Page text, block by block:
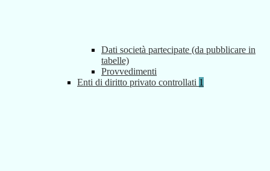
Dati società partecipate (da pubblicare in
tabelle)
Provvedimenti
Enti di diritto privato controllati 1